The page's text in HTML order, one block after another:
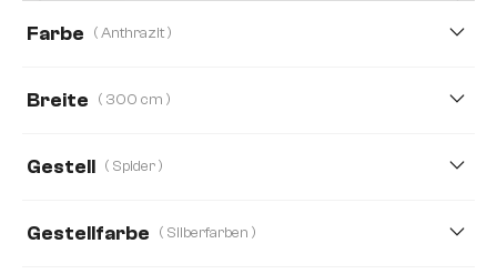
Farbe ( Anthrazit )
Breite ( 300 cm )
Gestell ( Spider )
Gestellfarbe ( Silberfarben )